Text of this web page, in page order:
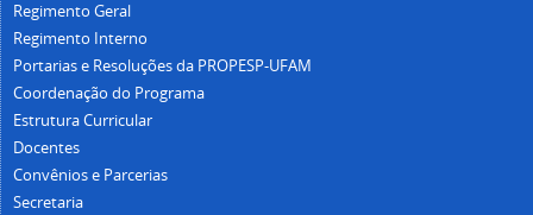
Regimento Geral
Regimento Interno
Portarias e Resoluções da PROPESP-UFAM
Coordenação do Programa
Estrutura Curricular
Docentes
Convênios e Parcerias
Secretaria